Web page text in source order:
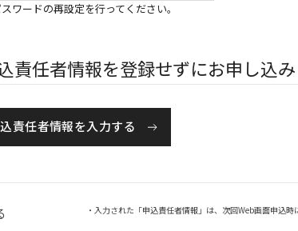
ワードの再設定を行ってください。
責任者情報を登録せずにお申し込
責任者情報を入力する
・入力された「申込責任者情報」は、次回Web画面申込